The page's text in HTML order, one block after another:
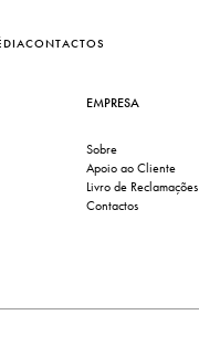
CONTACTOS
EMPRESA
Sobre
Apoio ao Cliente
Livro de Reclamações
Contactos